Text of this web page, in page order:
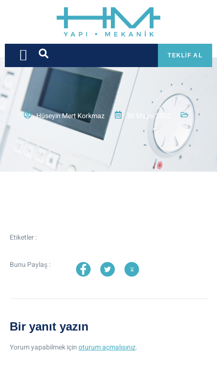
TEKLIF AL
Hüseyin Mert Korkmaz 30 Mayıs 2022
Etiketler :
Bunu Paylaş :
Bir yanıt yazın
Yorum yapabilmek içinoturum açmalısınız.